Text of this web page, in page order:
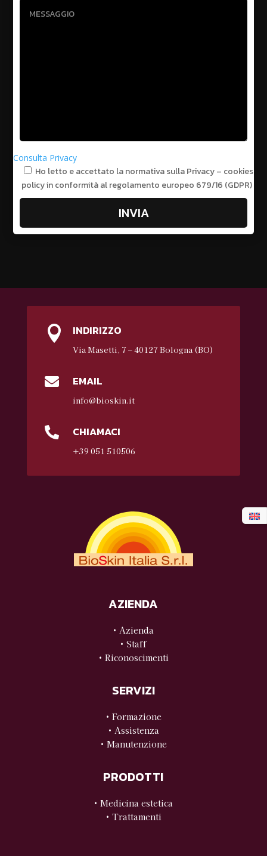
Consulta Privacy
Ho letto e accettato la normativa sulla Privacy – cookies
policy in conformità al regolamento europeo 679/16 (GDPR)
INVIA
 INDIRIZZO
Via Masetti, 7 – 40127 Bologna (BO)
 EMAIL
info@bioskin.it
 CHIAMACI
+39 051 510506
AZIENDA
• Azienda
• Staff
• Riconoscimenti
SERVIZI
• Formazione
• Assistenza
• Manutenzione
PRODOTTI
• Medicina estetica
• Trattamenti